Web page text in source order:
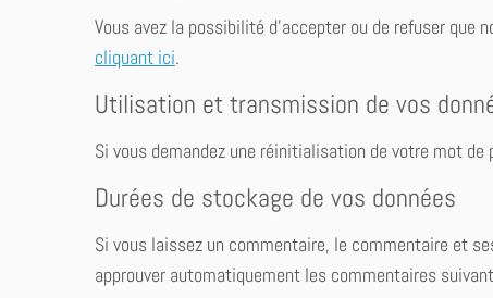
Vous avez la possibilité d’accepter ou de refuser
cliquant ici.
Utilisation et transmission de vos
Si vous demandez une réinitialisation de votre mot
Durées de stockage de vos données
Si vous laissez un commentaire, le commentaire et
approuver automatiquement les commentaires